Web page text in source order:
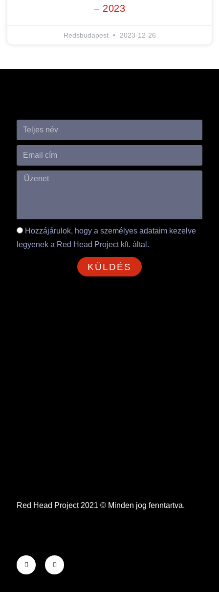
– 2023
Redsbudapest 2023-12-26
Hozzájárulok, hogy a személyes adataim kezelve
legyenek a Red Head Project kft. által.
KÜLDÉS
Red Head Project 2021 © Minden jog fenntartva.